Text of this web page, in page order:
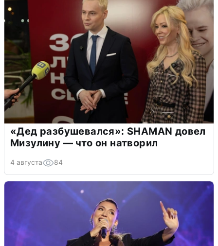
«Дед разбушевался»: SHAMAN довел
Мизулину — что он натворил
4 августа 84